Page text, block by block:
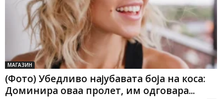
МАГАЗИН
(Фото) Убедливо најубавата боја на коса:
Доминира оваа пролет, им одговара...